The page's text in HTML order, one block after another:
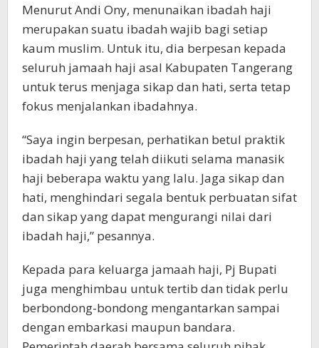
Menurut Andi Ony, menunaikan ibadah haji
merupakan suatu ibadah wajib bagi setiap
kaum muslim. Untuk itu, dia berpesan kepada
seluruh jamaah haji asal Kabupaten Tangerang
untuk terus menjaga sikap dan hati, serta tetap
fokus menjalankan ibadahnya.
“Saya ingin berpesan, perhatikan betul praktik
ibadah haji yang telah diikuti selama manasik
haji beberapa waktu yang lalu. Jaga sikap dan
hati, menghindari segala bentuk perbuatan sifat
dan sikap yang dapat mengurangi nilai dari
ibadah haji,” pesannya.
Kepada para keluarga jamaah haji, Pj Bupati
juga menghimbau untuk tertib dan tidak perlu
berbondong-bondong mengantarkan sampai
dengan embarkasi maupun bandara.